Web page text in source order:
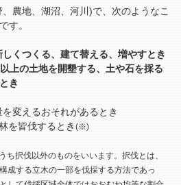
農地、湖沼、河川)で、次のようなこ
す。
くつくる、建て替える、増やすとき
上の土地を開墾する、土や石を採る
き
変えるおそれがあるとき
を皆伐するとき(※)
択伐以外のものをいいます。択伐とは、
成する立木の一部を伐採する方法であっ